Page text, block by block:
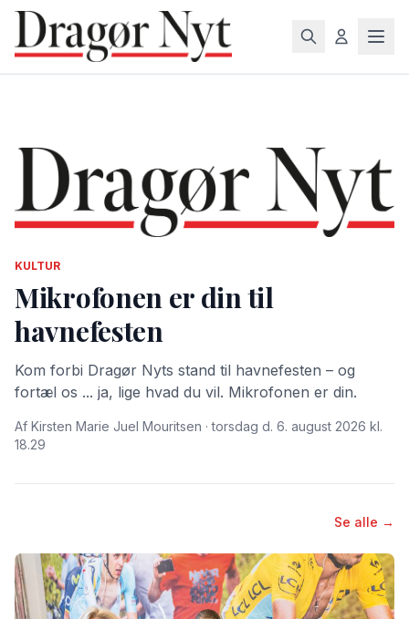
KULTUR
Mikrofonen er din til
havnefesten
Kom forbi Dragør Nyts stand til havnefesten – og
fortæl os ... ja, lige hvad du vil. Mikrofonen er din.
Af Kirsten Marie Juel Mouritsen · torsdag d. 6. august 2026 kl.
18.29
Se alle →